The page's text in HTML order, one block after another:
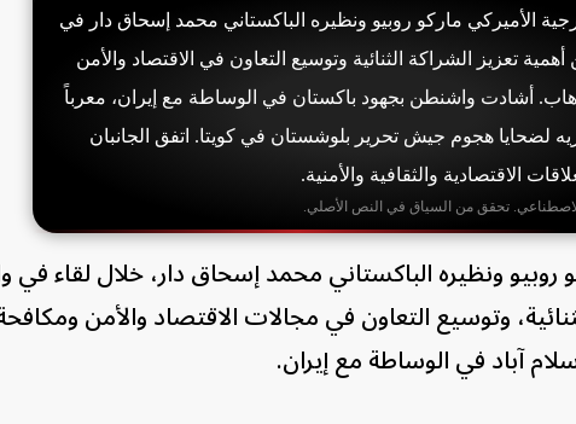
الأميركي ماركو روبيو ونظيره الباكستاني محمد إسحاق دار في
تعزيز الشراكة الثنائية وتوسيع التعاون في الاقتصاد والأمن
أشادت واشنطن بجهود باكستان في الوساطة مع إيران، معرباً
لضحايا هجوم جيش تحرير بلوشستان في كويتا. اتفق الجانبان
الاقتصادية والثقافية والأمنية.
تحقق من السياق في النص الأصلي.
روبيو ونظيره الباكستاني محمد إسحاق دار، خلال لقاء
وتوسيع التعاون في مجالات الاقتصاد والأمن
آباد في الوساطة مع إيران.